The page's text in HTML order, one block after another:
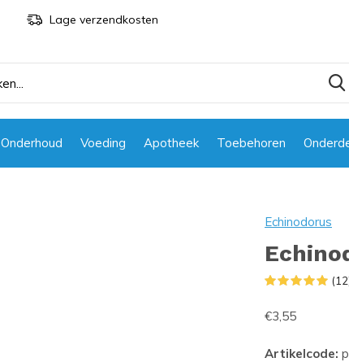
Onderhoud Voeding Apotheek Toebehoren
Lage verzendkosten
Echinodorus
€3,55
Artikelcode: